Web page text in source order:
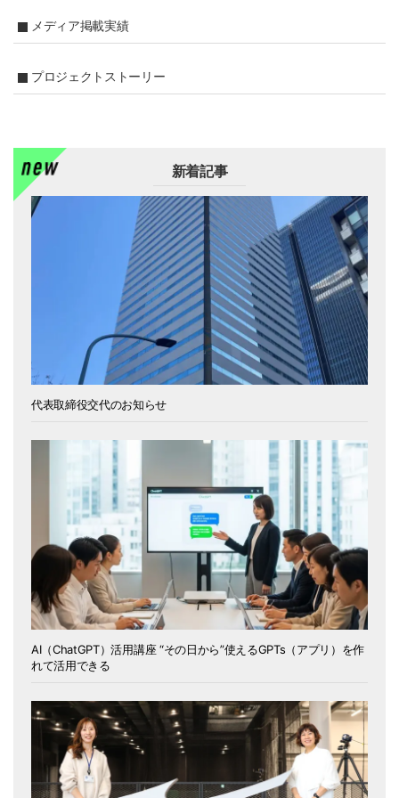
メディア掲載実績
プロジェクトストーリー
新着記事
代表取締役交代のお知らせ
AI（ChatGPT）活用講座 “その日から”使えるGPTs（アプリ）を作
れて活用できる